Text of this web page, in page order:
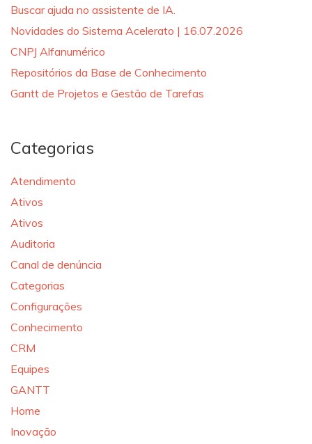
Buscar ajuda no assistente de IA.
Novidades do Sistema Acelerato | 16.07.2026
CNPJ Alfanumérico
Repositórios da Base de Conhecimento
Gantt de Projetos e Gestão de Tarefas
Categorias
Atendimento
Ativos
Ativos
Auditoria
Canal de denúncia
Categorias
Configurações
Conhecimento
CRM
Equipes
GANTT
Home
Inovação